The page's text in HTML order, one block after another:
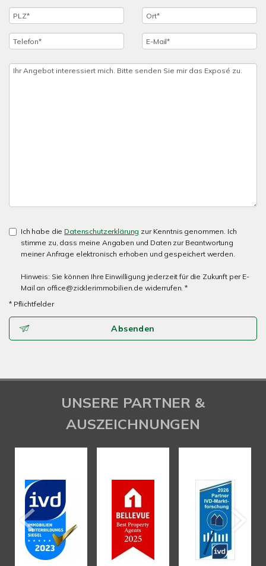
Ich habe die Datenschutzerklärung zur Kenntnis genommen. Ich
stimme zu, dass meine Angaben und Daten zur Beantwortung
meiner Anfrage elektronisch erhoben und gespeichert werden.
Hinweis: Sie können Ihre Einwilligung jederzeit für die Zukunft per E-
Mail an office@zicklerimmobilien.de widerrufen. *
* Pflichtfelder
Absenden
UNSERE PARTNER &
AUSZEICHNUNGEN